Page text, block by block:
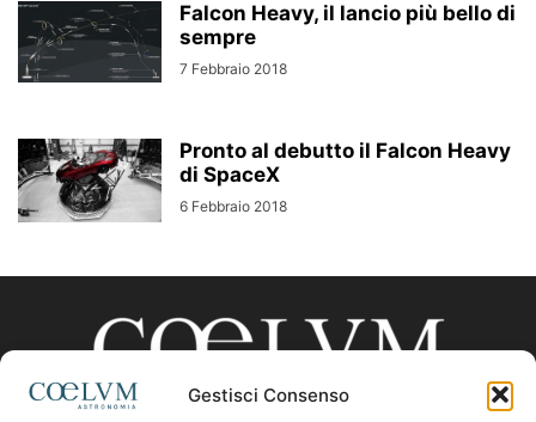
Gestisci Consenso
Falcon Heavy, il lancio più bello di
sempre
7 Febbraio 2018
Pronto al debutto il Falcon Heavy
di SpaceX
6 Febbraio 2018